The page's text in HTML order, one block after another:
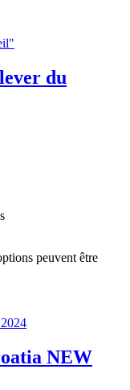
du
peuvent être
NEW